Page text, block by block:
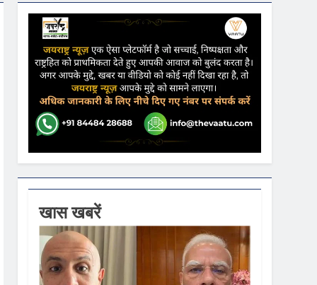
की आशंका
कहा- कार्यक्रम से सरकार का कोई संबंध नहीं
वस्त्रों को मिलेगा बढ़ावा
खास खबरें